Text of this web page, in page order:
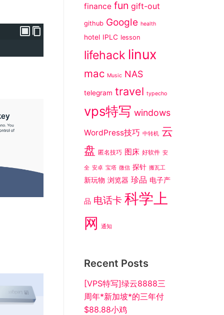
finance fun gift-out
github Google health
hotel IPLC lesson
lifehack linux
mac Music NAS
telegram travel typecho
vps特写 windows
WordPress技巧 中转机 云
盘 匿名技巧 图床 好软件 安
全 安卓 宝塔 微信 探针 搬瓦工
新玩物 浏览器 珍品 电子产
品 电话卡 科学上
网
通知
Recent Posts
[VPS特写]绿云8888三
周年*新加坡*的三年付
$88.88小鸡